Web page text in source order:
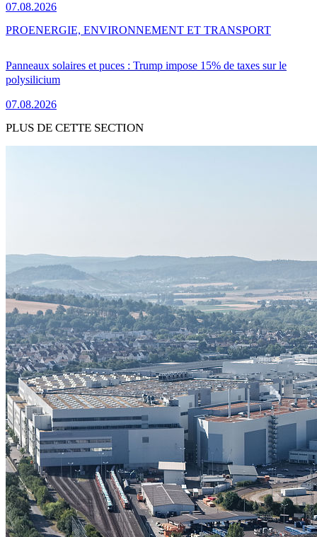
07.08.2026
Panneaux solaires et puces : Trump impose 15% de taxes sur le
polysilicium
07.08.2026
PROENERGIE, ENVIRONNEMENT ET TRANSPORT
PLUS DE CETTE SECTION